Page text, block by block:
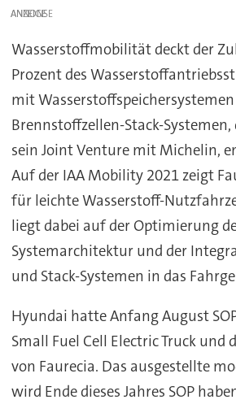
ANZEIGE
Wasserstoffmobilität deckt der
Prozent des
mit
Brennstoffzellen-Stack-
sein Joint Venture mit Michelin,
Auf der IAA Mobility 2021 zeigt
für leichte Wasserstoff-
liegt dabei auf der Optimierung
Systemarchitektur und der
und Stack-Systemen in das
Hyundai hatte Anfang August
Small Fuel Cell Electric Truck und
von Faurecia. Das ausgestellte
wird Ende dieses Jahres SOP